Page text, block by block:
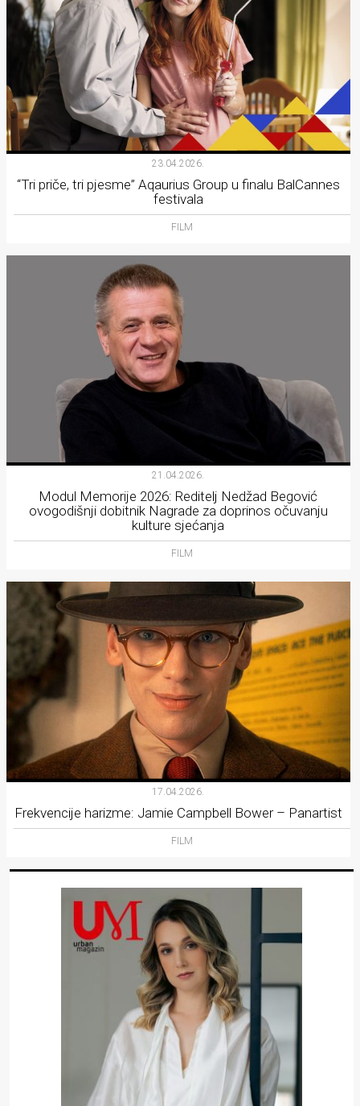
23.04.2026.
“Tri priče, tri pjesme” Aqaurius Group u finalu BalCannes
festivala
FILM
21.04.2026.
Modul Memorije 2026: Reditelj Nedžad Begović
ovogodišnji dobitnik Nagrade za doprinos očuvanju
kulture sjećanja
FILM
17.04.2026.
Frekvencije harizme: Jamie Campbell Bower – Panartist
FILM